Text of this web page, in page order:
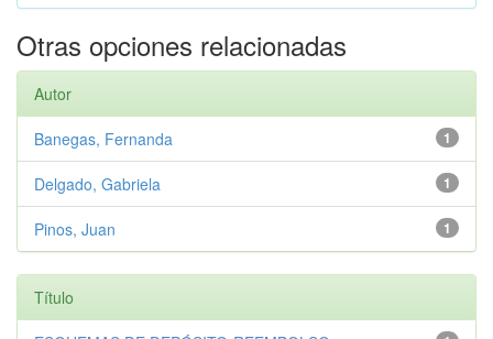
Otras opciones relacionadas
Autor
1
Banegas, Fernanda
1
Delgado, Gabriela
1
Pinos, Juan
Título